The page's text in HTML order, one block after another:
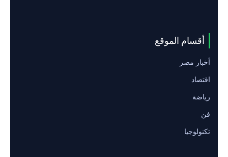
أقسام الموقع
أخبار مصر
اقتصاد
رياضة
فن
تكنولوجيا